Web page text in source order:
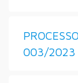
003/2023